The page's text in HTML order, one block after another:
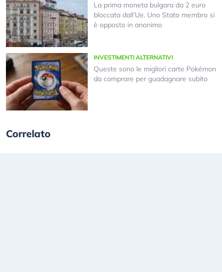
La prima moneta bulgara da 2 euro
bloccata dall’Ue. Uno Stato membro si
è opposto in anonimo
INVESTIMENTI ALTERNATIVI
Queste sono le migliori carte Pokémon
da comprare per guadagnare subito
Correlato